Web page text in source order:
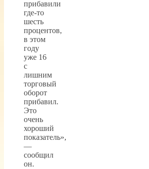
прибавили
где-то
шесть
процентов,
в этом
году
уже 16
с
лишним
торговый
оборот
прибавил.
Это
очень
хороший
показатель»,
—
сообщил
он.